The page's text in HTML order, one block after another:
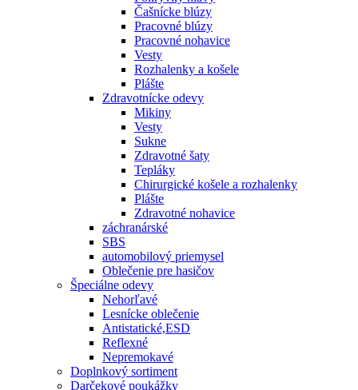
Čašnícke blúzy
Pracovné blúzy
Pracovné nohavice
Vesty
Rozhalenky a košele
Plášte
Zdravotnícke odevy
Mikiny
Vesty
Sukne
Zdravotné šaty
Tepláky
Chirurgické košele a rozhalenky
Plášte
Zdravotné nohavice
záchranárské
SBS
automobilový priemysel
Oblečenie pre hasičov
Špeciálne odevy
Nehorľavé
Lesnícke oblečenie
Antistatické,ESD
Reflexné
Nepremokavé
Doplnkový sortiment
Darčekové poukážky